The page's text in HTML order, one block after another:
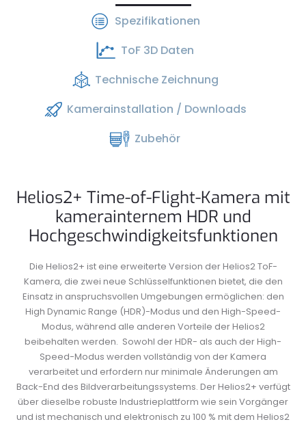
Spezifikationen
ToF 3D Daten
Technische Zeichnung
Kamerainstallation / Downloads
Zubehör
Helios2+ Time-of-Flight-Kamera mit
kamerainternem HDR und
Hochgeschwindigkeitsfunktionen
Die Helios2+ ist eine erweiterte Version der Helios2 ToF-
Kamera, die zwei neue Schlüsselfunktionen bietet, die den
Einsatz in anspruchsvollen Umgebungen ermöglichen: den
High Dynamic Range (HDR)-Modus und den High-Speed-
Modus, während alle anderen Vorteile der Helios2
beibehalten werden. Sowohl der HDR- als auch der High-
Speed-Modus werden vollständig von der Kamera
verarbeitet und erfordern nur minimale Änderungen am
Back-End des Bildverarbeitungssystems. Der Helios2+ verfügt
über dieselbe robuste Industrieplattform wie sein Vorgänger
und ist mechanisch und elektronisch zu 100 % mit dem Helios2